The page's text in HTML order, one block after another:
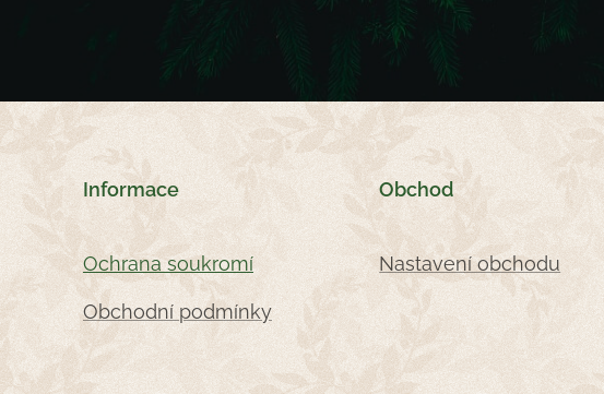
Informace
Ochrana soukromí
Obchodní podmínky
Obchod
Nastavení obchodu